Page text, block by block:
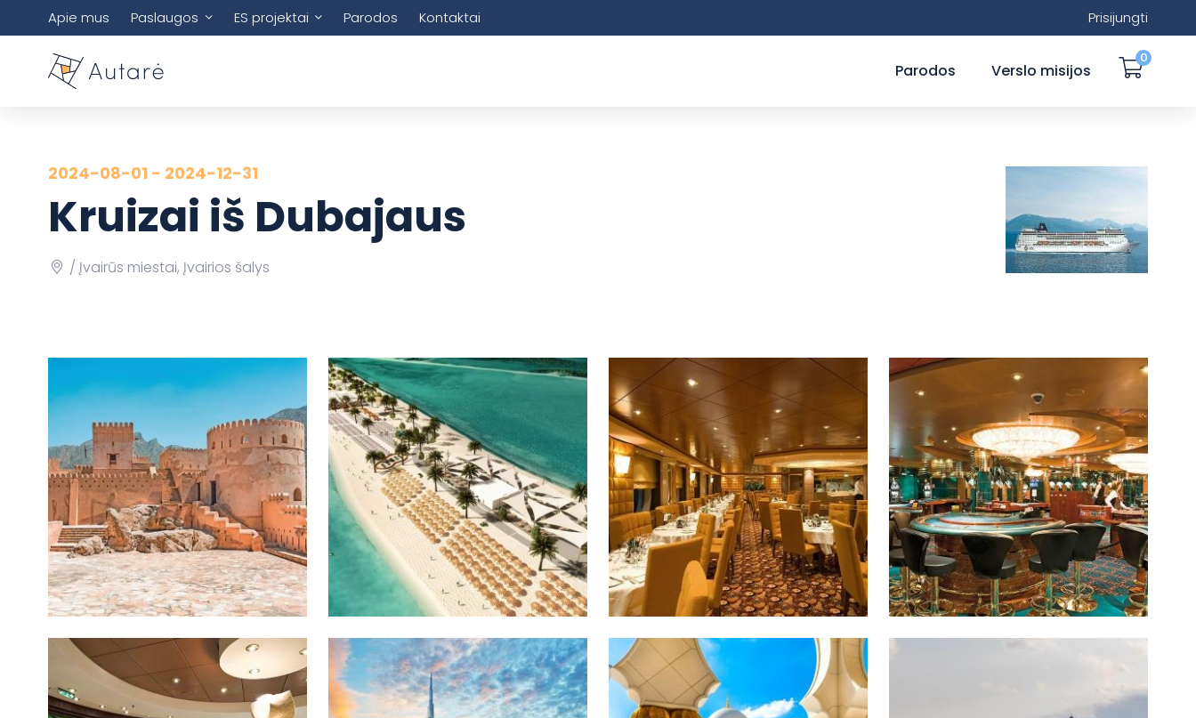
Apie mus Paslaugos ES projektai Parodos Kontaktai Prisijungti
Parodos Verslo misijos
0
2024-08-01 - 2024-12-31
Kruizai iš Dubajaus
Įvairūs miestai, Įvairios šalys